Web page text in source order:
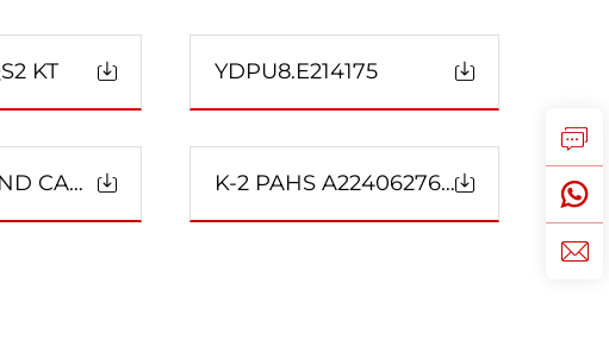
KT YDPU8.E214175
K-2 HF PFAS ND CANEC24018051301 K-2 PAHS A2240627696101001